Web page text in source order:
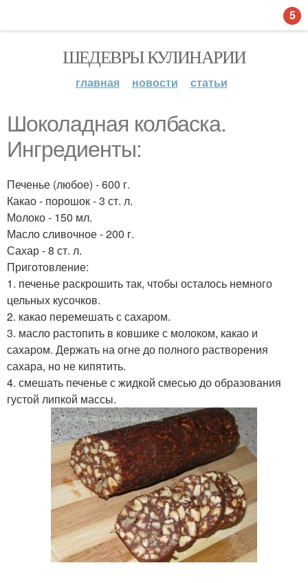
ШЕДЕВРЫ КУЛИНАРИИ
главная новости статьи
Шоколадная колбаска.
Ингредиенты:
Печенье (любое) - 600 г.
Какао - порошок - 3 ст. л.
Молоко - 150 мл.
Масло сливочное - 200 г.
Сахар - 8 ст. л.
Приготовление:
1. печенье раскрошить так, чтобы осталось немного
цельных кусочков.
2. какао перемешать с сахаром.
3. масло растопить в ковшике с молоком, какао и
сахаром. Держать на огне до полного растворения
сахара, но не кипятить.
4. смешать печенье с жидкой смесью до образования
густой липкой массы.
5